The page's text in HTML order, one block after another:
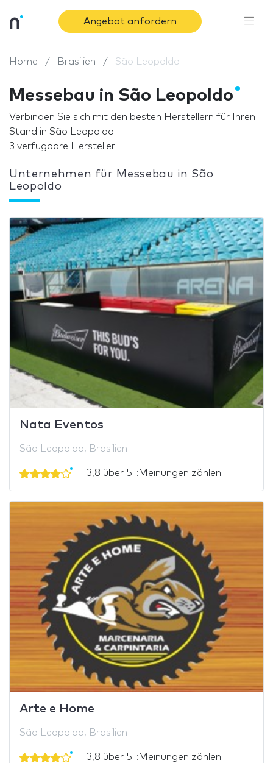
Angebot anfordern
Home Brasilien São Leopoldo
Messebau in São Leopoldo
Verbinden Sie sich mit den besten Herstellern für Ihren
Stand in São Leopoldo.
3 verfügbare Hersteller
Unternehmen für Messebau in São
Leopoldo
Nata Eventos
São Leopoldo, Brasilien
3,8 über 5. :Meinungen zählen
Arte e Home
São Leopoldo, Brasilien
3,8 über 5. :Meinungen zählen